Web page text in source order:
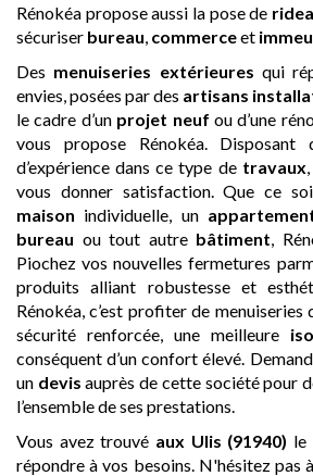
Rénokéa propose aussi la pose de
sécuriser bureau commerceet
Des menuiseries extérieures qui
envies, posées par des artisans
le cadre d’un projet neuf ou d’une
vous propose Rénokéa. Disposant
d’expérience dans ce type de travaux
vous donner satisfaction. Que ce
maison individuelle, un
bureau ou tout autre bâtiment ,
Piochez vos nouvelles fermetures
produits alliant robustesse et
Rénokéa, c’est profiter de
sécurité renforcée, une meilleure
conséquent d’un confort élevé.
un devis auprès de cette société pour
l’ensemble de ses prestations.
Vous avez trouvé aux Ulis (91940) le
répondre à vos besoins. N'hésitez pas